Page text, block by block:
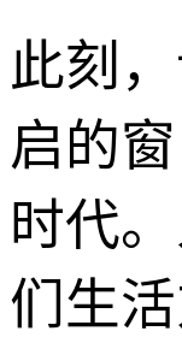
此刻
启的
时代
们生